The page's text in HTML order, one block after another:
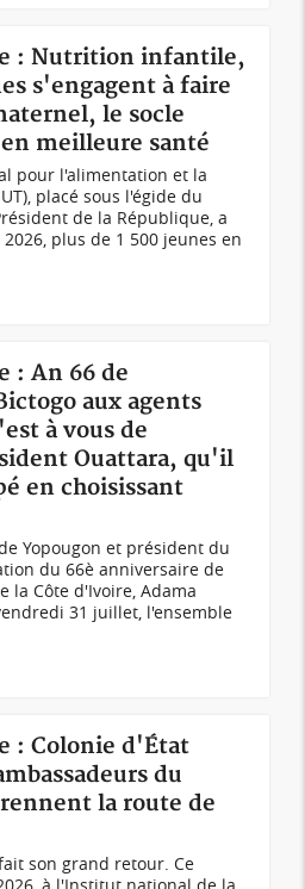
: Nutrition infantile,
s'engagent à faire
le socle
meilleure santé
pour l'alimentation et la
placé sous l'égide du
de la République, a
plus de 1 500 jeunes en
: An 66 de
aux agents
à vous de
Ouattara, qu'il
en choisissant
Yopougon et président du
du 66è anniversaire de
la Côte d'Ivoire, Adama
31 juillet, l'ensemble
: Colonie d'État
du
la route de
son grand retour. Ce